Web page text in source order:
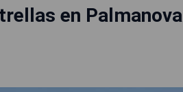
en Palmanova